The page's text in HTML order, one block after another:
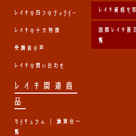
レイキの四つのディグリー
レイキの十大特徴
受講者の声
レイキの問い合わせ
レイキ関連商
品
カリキュラム | 講演会一
覧
レイキ資格を
国際レイキ普
覧